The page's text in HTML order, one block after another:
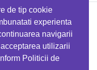
de tip cookie
experienta
navigarii
utilizarii
Politicii de
folosind codul